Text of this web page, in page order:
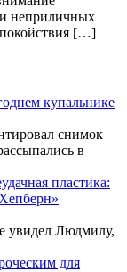
неприличных
[…]
купальнике
снимок
в
пластика:
увидел Людмилу,
для